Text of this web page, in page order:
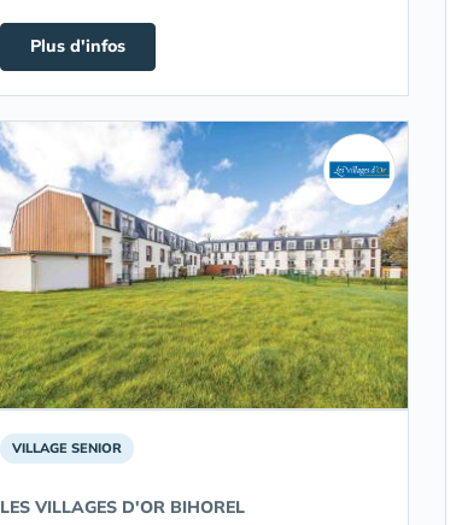
Plus d'infos
VILLAGE SENIOR
LES VILLAGES D'OR BIHOREL